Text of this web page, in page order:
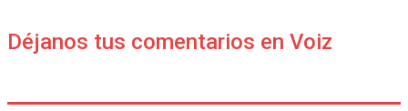
Déjanos tus comentarios en Voiz